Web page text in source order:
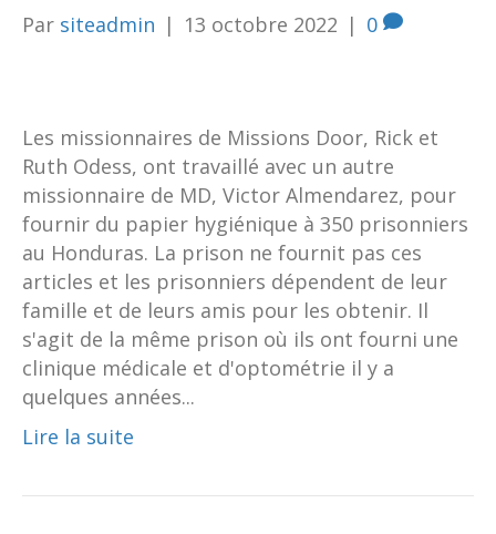
Par siteadmin | 13 octobre 2022 | 0
Les missionnaires de Missions Door, Rick et
Ruth Odess, ont travaillé avec un autre
missionnaire de MD, Victor Almendarez, pour
fournir du papier hygiénique à 350 prisonniers
au Honduras. La prison ne fournit pas ces
articles et les prisonniers dépendent de leur
famille et de leurs amis pour les obtenir. Il
s'agit de la même prison où ils ont fourni une
clinique médicale et d'optométrie il y a
quelques années...
Lire la suite